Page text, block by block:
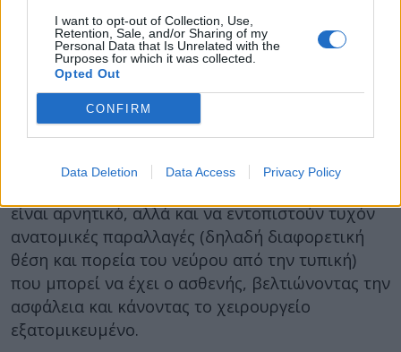
I want to opt-out of Collection, Use,
Retention, Sale, and/or Sharing of my
Personal Data that Is Unrelated with the
Purposes for which it was collected.
Opted Out
CONFIRM
Data Deletion Data Access Privacy Policy
Χρειάζονται 100 λεπτά την ημέρα
Επιπλέον, τα τελευταία χρόνια το
υπερηχογράφημα (υπέρηχος) έχει βοηθήσει
πολύ, τόσο στη διάγνωση όσο και στη θεραπεία.
Με το υπερηχογράφημα προ του χειρουργείου,
μπορεί να επιβεβαιωθεί η διάγνωση ακόμα και
είναι αρνητικό, αλλά και να εντοπιστούν τυχόν
ανατομικές παραλλαγές (δηλαδή διαφορετική
θέση και πορεία του νεύρου από την τυπική)
που μπορεί να έχει ο ασθενής, βελτιώνοντας την
ασφάλεια και κάνοντας το χειρουργείο
εξατομικευμένο.